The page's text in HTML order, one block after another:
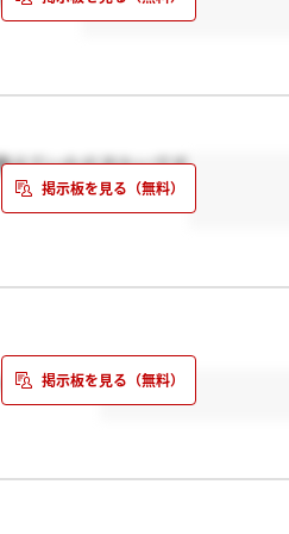
えていただきたいです
ます、、、